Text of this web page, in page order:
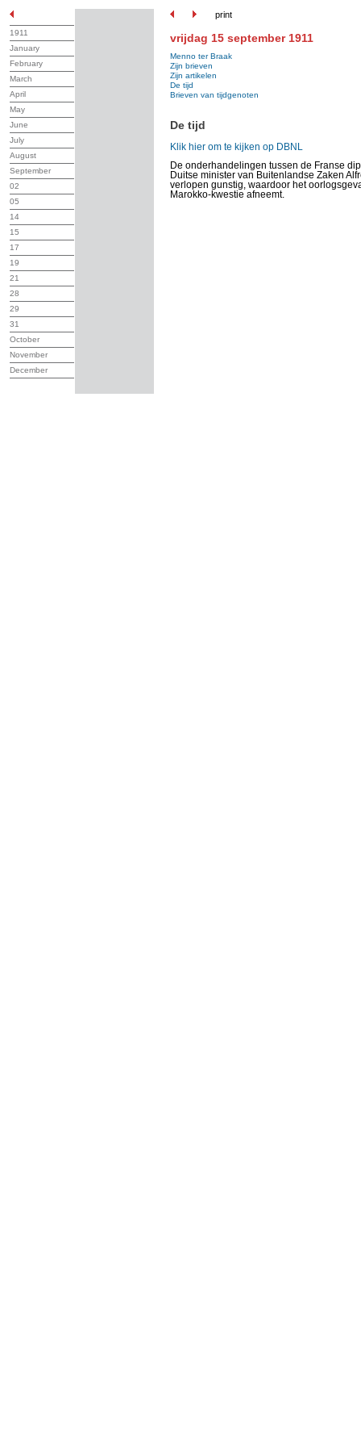
print
1911
January
February
March
April
May
June
July
August
September
02
05
14
15
17
19
21
28
29
31
October
November
December
vrijdag 15 september 1911
Menno ter Braak
Zijn brieven
Zijn artikelen
De tijd
Brieven van tijdgenoten
De tijd
Klik hier om te kijken op DBNL
De onderhandelingen tussen de Franse
Duitse minister van Buitenlandse Zaken
verlopen gunstig, waardoor het
Marokko-kwestie afneemt.